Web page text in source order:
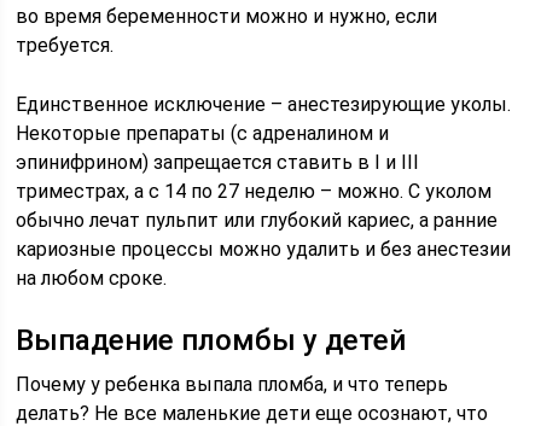
во время беременности можно и нужно, если
требуется.
Единственное исключение – анестезирующие уколы.
Некоторые препараты (с адреналином и
эпинифрином) запрещается ставить в I и III
триместрах, а с 14 по 27 неделю – можно. С уколом
обычно лечат пульпит или глубокий кариес, а ранние
кариозные процессы можно удалить и без анестезии
на любом сроке.
Выпадение пломбы у детей
Почему у ребенка выпала пломба, и что теперь
делать? Не все маленькие дети еще осознают, что